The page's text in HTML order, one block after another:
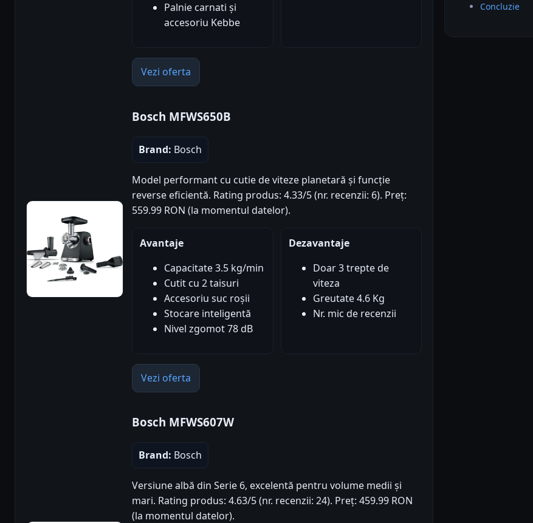
Palnie carnati și
accesoriu Kebbe
Vezi oferta
Bosch MFWS650B
Brand: Bosch
Model performant cu cutie de viteze planetară și funcție
reverse eficientă. Rating produs: 4.33/5 (nr. recenzii: 6). Preț:
559.99 RON (la momentul datelor).
Avantaje
Capacitate 3.5 kg/min
Cutit cu 2 taisuri
Accesoriu suc roșii
Stocare inteligentă
Nivel zgomot 78 dB
Dezavantaje
Doar 3 trepte de
viteza
Greutate 4.6 Kg
Nr. mic de recenzii
Vezi oferta
Bosch MFWS607W
Brand: Bosch
Versiune albă din Serie 6, excelentă pentru volume medii și
mari. Rating produs: 4.63/5 (nr. recenzii: 24). Preț: 459.99 RON
(la momentul datelor).
Concluzie